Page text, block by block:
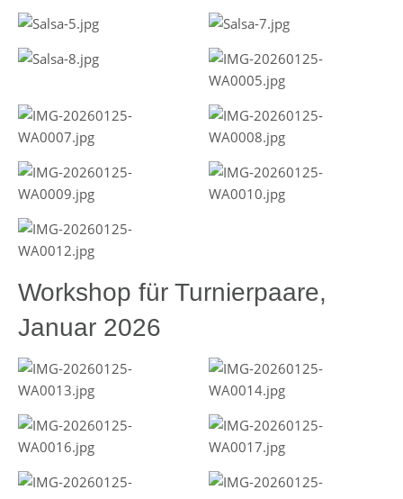
Workshop für Turnierpaare,
Januar 2026